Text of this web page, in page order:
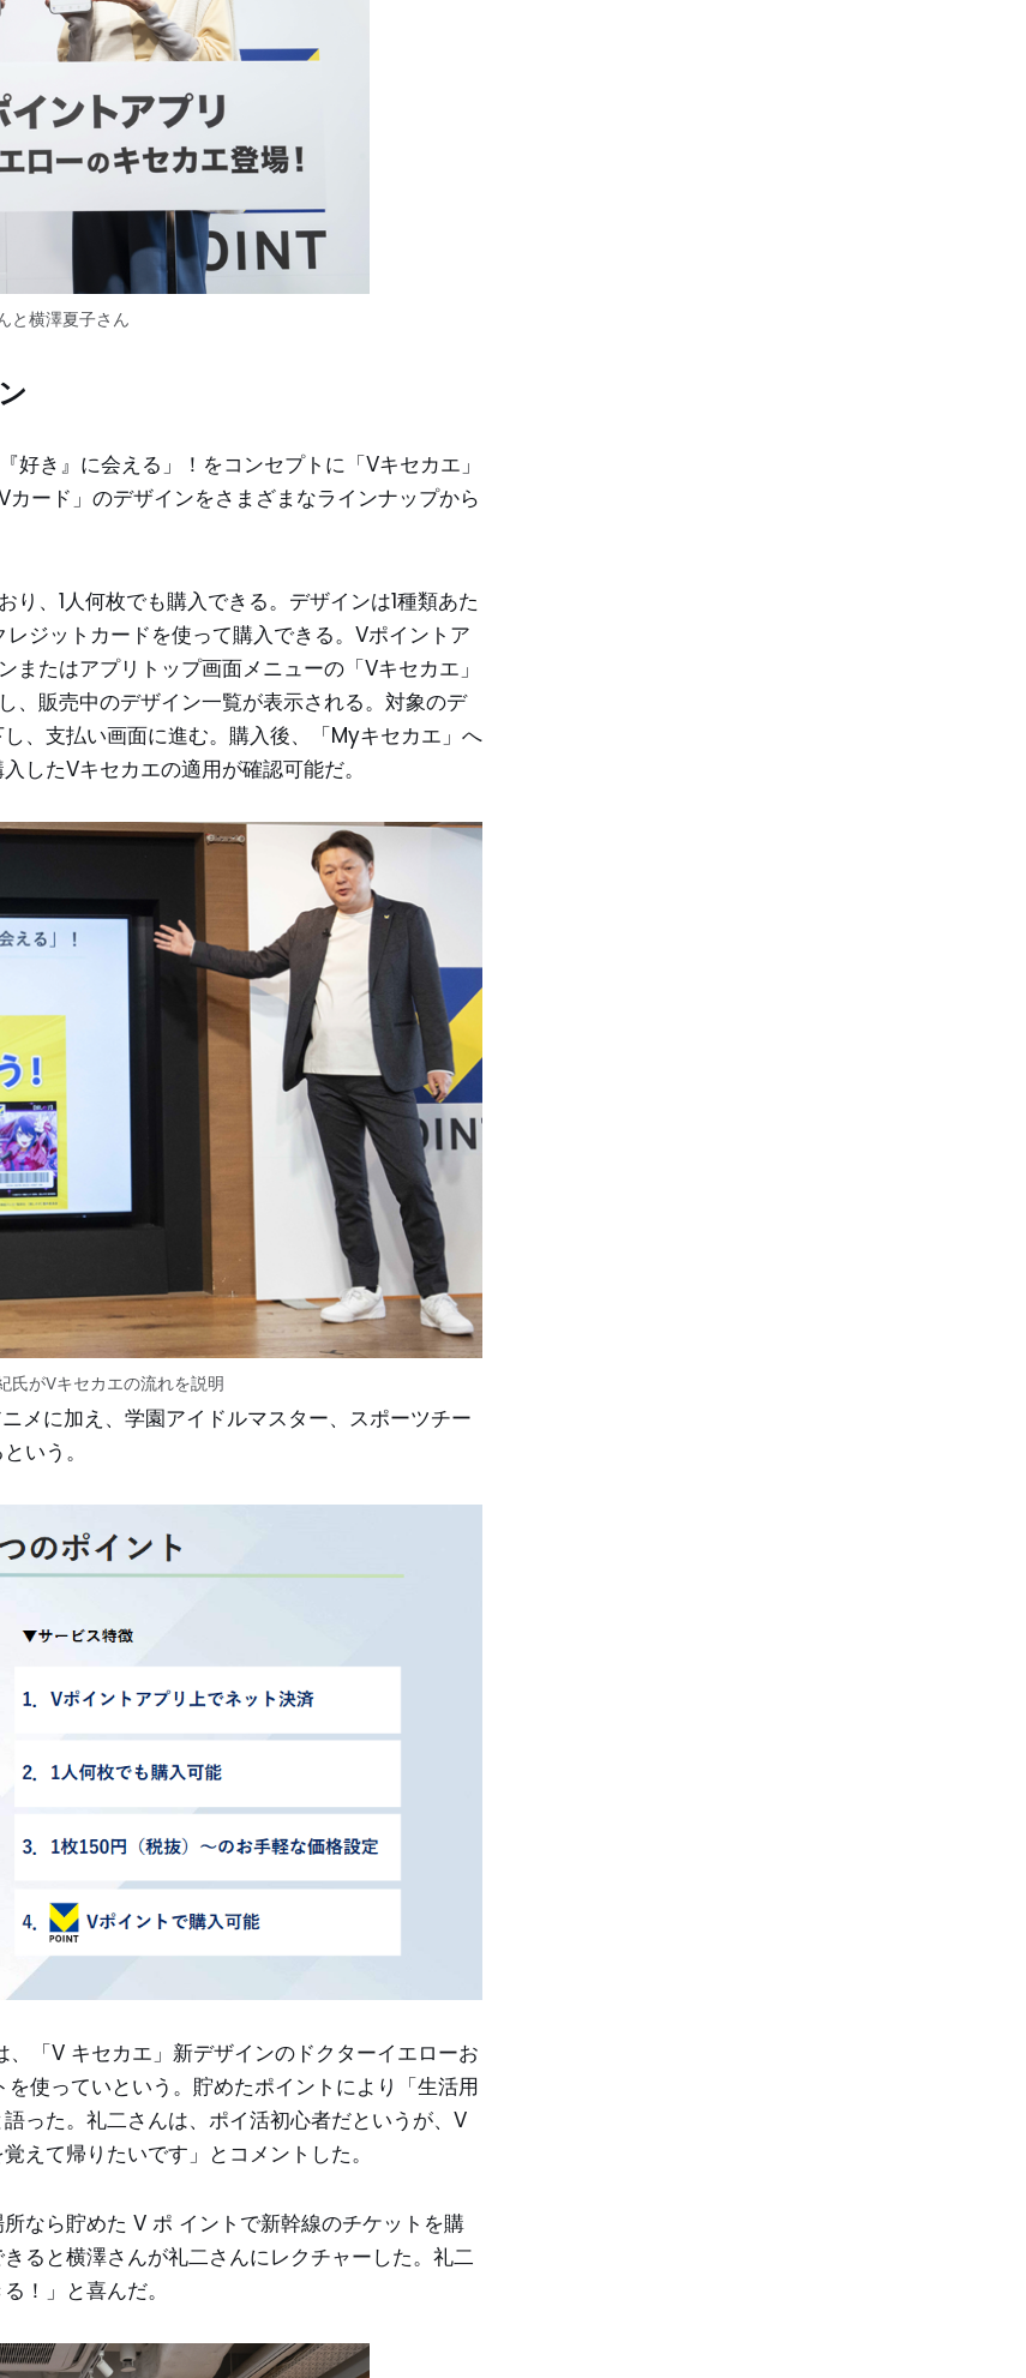
と横澤夏子さん
き』に会える」！をコンセプトに「Vキセカエ」
ード」のデザインをさまざまなラインナップから
、1人何枚でも購入できる。デザインは1種類あた
ジットカードを使って購入できる。Vポイントア
たはアプリトップ画面メニューの「Vキセカエ」
、販売中のデザイン一覧が表示される。対象のデ
、支払い画面に進む。購入後、「Myキセカエ」へ
したVキセカエの適用が確認可能だ。
氏がVキセカエの流れを説明
メに加え、学園アイドルマスター、スポーツチー
いう。
「V キセカエ」新デザインのドクターイエローお
使っていという。貯めたポイントにより「生活用
った。礼二さんは、ポイ活初心者だというが、V
えて帰りたいです」とコメントした。
なら貯めた V ポ イントで新幹線のチケットを購
ると横澤さんが礼二さんにレクチャーした。礼二
！」と喜んだ。